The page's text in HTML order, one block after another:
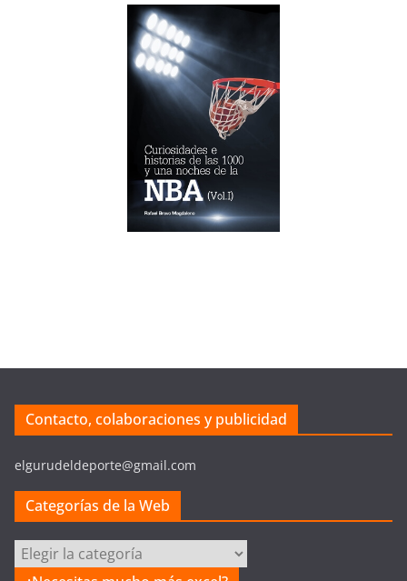
Contacto, colaboraciones y publicidad
elgurudeldeporte@gmail.com
Categorías de la Web
a